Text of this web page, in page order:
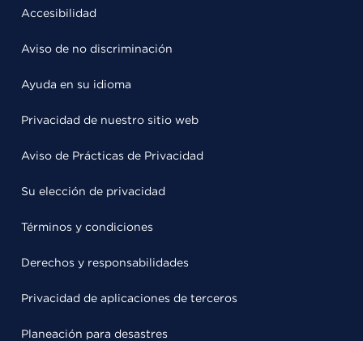
Accesibilidad
Aviso de no discriminación
Ayuda en su idioma
Privacidad de nuestro sitio web
Aviso de Prácticas de Privacidad
Su elección de privacidad
Términos y condiciones
Derechos y responsabilidades
Privacidad de aplicaciones de terceros
Planeación para desastres